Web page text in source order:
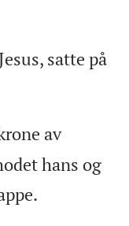
satte på
av
hans og